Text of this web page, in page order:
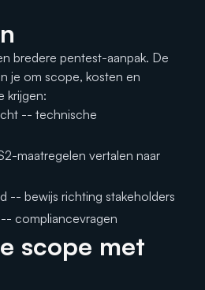
bredere pentest-aanpak. De
je om scope, kosten en
krijgen:
-- technische
maatregelen vertalen naar
-- bewijs richting stakeholders
-- compliancevragen
scope met